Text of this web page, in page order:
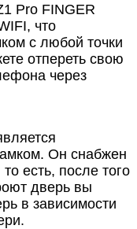
Pro FINGER
, что
с любой точки
отпереть свою
через
Он снабжен
есть, после того
дверь вы
в зависимости